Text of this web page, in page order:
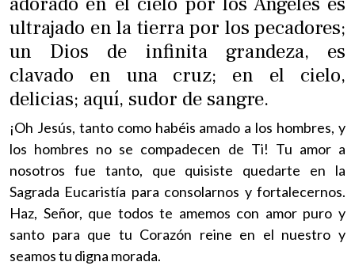
ultrajado en la tierra por los pecadores;
un Dios de infinita grandeza, es
clavado en una cruz; en el cielo,
delicias; aquí, sudor de sangre.
¡Oh Jesús, tanto como habéis amado a los hombres, y
los hombres no se compadecen de Ti! Tu amor a
nosotros fue tanto, que quisiste quedarte en la
Sagrada Eucaristía para consolarnos y fortalecernos.
Haz, Señor, que todos te amemos con amor puro y
santo para que tu Corazón reine en el nuestro y
seamos tu digna morada.